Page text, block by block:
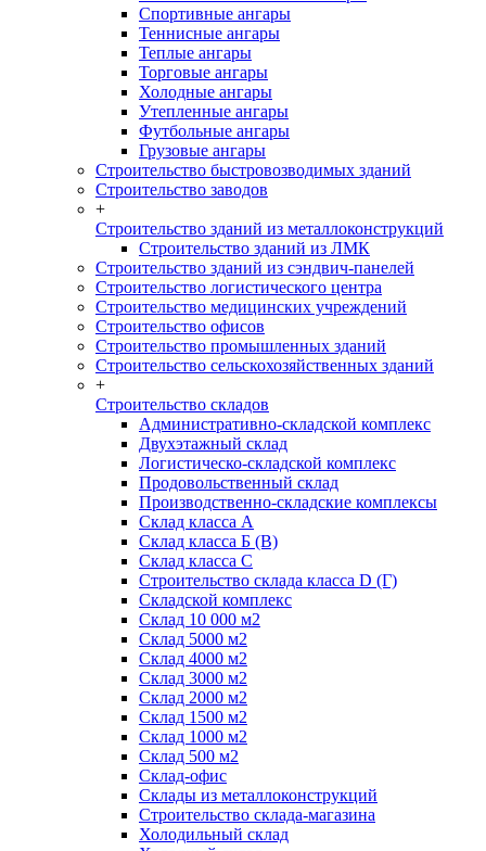
Спортивные ангары
Теннисные ангары
Теплые ангары
Торговые ангары
Холодные ангары
Утепленные ангары
Футбольные ангары
Грузовые ангары
Строительство быстровозводимых зданий
Строительство заводов
+
Строительство зданий из металлоконструкций
Строительство зданий из ЛМК
Строительство зданий из сэндвич-панелей
Строительство логистического центра
Строительство медицинских учреждений
Строительство офисов
Строительство промышленных зданий
Строительство сельскохозяйственных зданий
+
Строительство складов
Административно-складской комплекс
Двухэтажный склад
Логистическо-складской комплекс
Продовольственный склад
Производственно-складские комплексы
Склад класса А
Склад класса Б (B)
Склад класса С
Строительство склада класса D (Г)
Складской комплекс
Склад 10 000 м2
Склад 5000 м2
Склад 4000 м2
Склад 3000 м2
Склад 2000 м2
Склад 1500 м2
Склад 1000 м2
Склад 500 м2
Склад-офис
Склады из металлоконструкций
Строительство склада-магазина
Холодильный склад